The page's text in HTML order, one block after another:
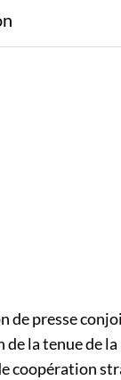
de presse
de la tenue de
coopération